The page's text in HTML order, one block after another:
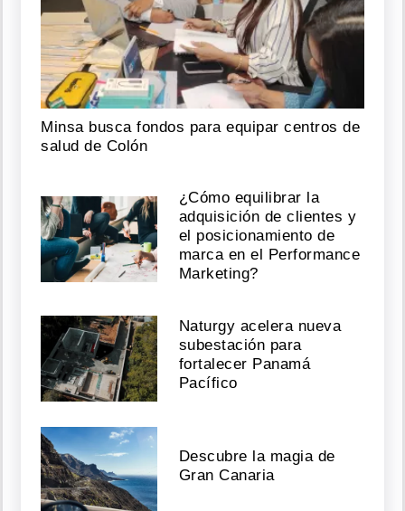
Minsa busca fondos para equipar centros de
salud de Colón
¿Cómo equilibrar la
adquisición de clientes y
el posicionamiento de
marca en el Performance
Marketing?
Naturgy acelera nueva
subestación para
fortalecer Panamá
Pacífico
Descubre la magia de
Gran Canaria